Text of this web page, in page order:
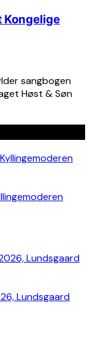
Kongelige
sangbogen
Høst & Søn
Lundsgaard